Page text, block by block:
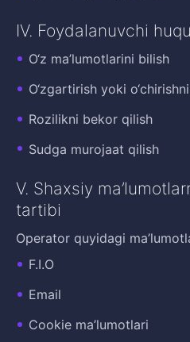
IV. Foydalanuvchi
O‘z ma’lumotlarini bilish
O‘zgartirish yoki
Rozilikni bekor qilish
Sudga murojaat qilish
V. Shaxsiy
tartibi
Operator quyidagi
F.I.O
Email
Cookie ma’lumotlari